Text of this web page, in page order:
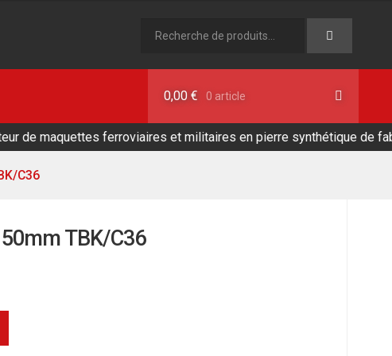
pour :
0,00€ 0 article
ferroviaires et militaires en pierre synthétique de
C36
TBK/C36